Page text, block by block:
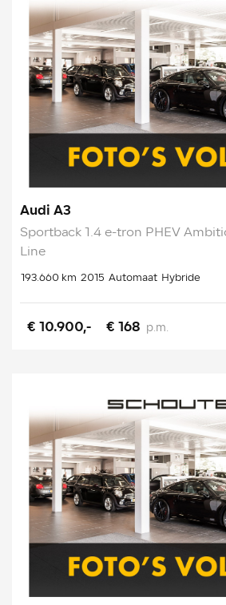
Audi A3
Sportback 1.4 e-tron PHEV
Line
193.660 km 2015 Automaat Hybride
€ 10.900,- € 168 p.m.